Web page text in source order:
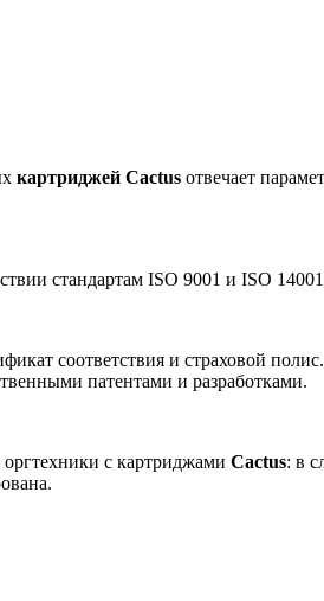
картриджей Cactus отвечает
стандартам ISO 9001 и ISO
соответствия и страховой
патентами и разработками.
с картриджами Cactus: в